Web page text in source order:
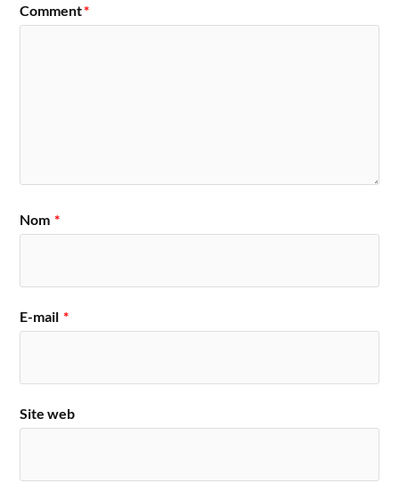
Comment*
Nom *
E-mail *
Site web